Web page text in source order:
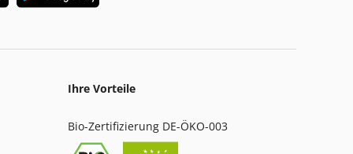
Ihre Vorteile
Bio-Zertifizierung DE-ÖKO-003